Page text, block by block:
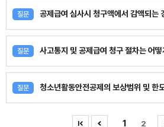
질문 공제급여 심사시 청구액에서 감액되는
질문 사고통지 및 공제급여 청구 절차는 어
질문 청소년활동안전공제의 보상범위 및 한
1 2